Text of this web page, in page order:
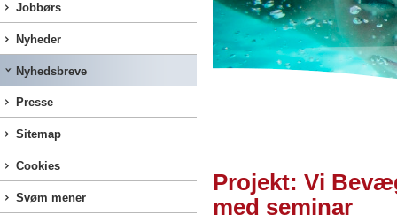
Jobbørs
Nyheder
Nyhedsbreve
Presse
Sitemap
Cookies
Svøm mener
Projekt: Vi
med seminar